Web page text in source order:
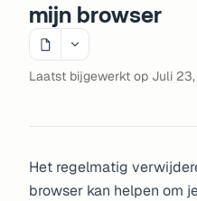
mijn browser
Laatst bijgewerkt op Juli
Het regelmatig
browser kan helpen om